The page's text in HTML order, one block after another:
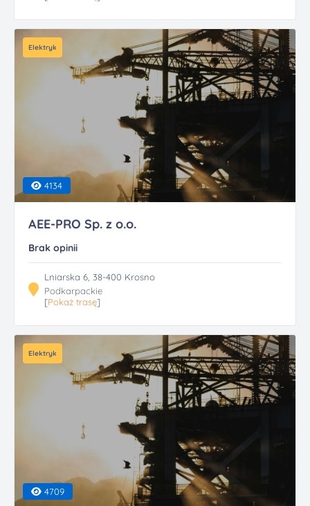
Elektryk
4134
AEE-PRO Sp. z o.o.
Brak opinii
Lniarska 6, 38-400 Krosno
Podkarpackie
[Pokaż trasę]
Elektryk
4709